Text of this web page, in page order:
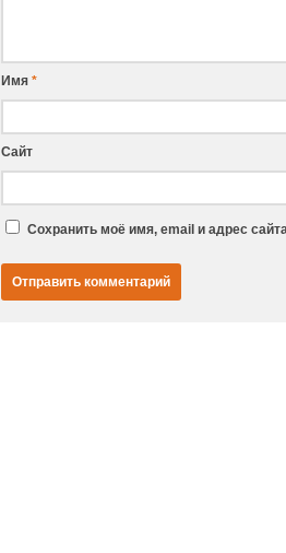
Имя *
Сайт
Сохранить моё имя, email и адрес